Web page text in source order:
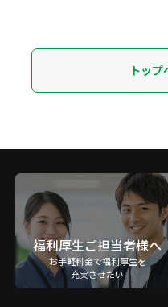
トップ
福利厚生ご担当者様へ
お手軽料金で福利厚生を
充実させたい